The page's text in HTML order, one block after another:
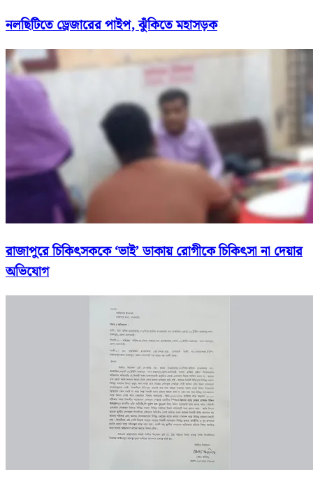
নলছিটিতে ড্রেজারের পাইপ, ঝুঁকিতে মহাসড়ক
রাজাপুরে চিকিৎসককে ‘ভাই’ ডাকায় রোগীকে চিকিৎসা না দেয়ার
অভিযোগ